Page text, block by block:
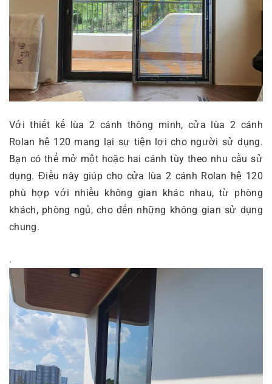
Với thiết kế lùa 2 cánh thông minh, cửa lùa 2 cánh
Rolan hệ 120 mang lại sự tiện lợi cho người sử dụng.
Bạn có thể mở một hoặc hai cánh tùy theo nhu cầu sử
dụng. Điều này giúp cho cửa lùa 2 cánh Rolan hệ 120
phù hợp với nhiều không gian khác nhau, từ phòng
khách, phòng ngủ, cho đến những không gian sử dụng
chung.
.